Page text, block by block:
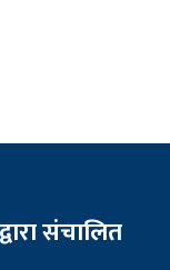
संचालित